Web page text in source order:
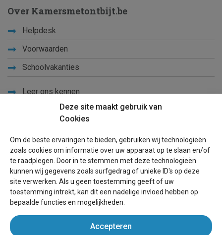
Deze site maakt gebruik van
Cookies
Om de beste ervaringen te bieden, gebruiken wij technologieën
zoals cookies om informatie over uw apparaat op te slaan en/of
te raadplegen. Door in te stemmen met deze technologieën
kunnen wij gegevens zoals surfgedrag of unieke ID's op deze
site verwerken. Als u geen toestemming geeft of uw
toestemming intrekt, kan dit een nadelige invloed hebben op
bepaalde functies en mogelijkheden.
Accepteren
Over Kamersmetontbijt.be
Helpdesk
Voorwaarden
Schoolvakanties
Leer ons kennen
Sitemap
Blog
Voor eigenaren